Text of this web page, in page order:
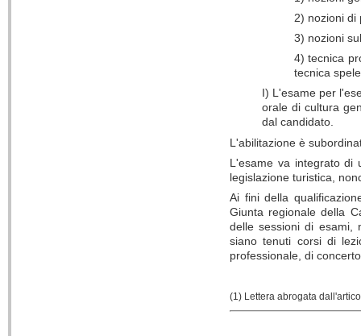
2) nozioni di
3) nozioni
4) tecnica
tecnica
I) L'esame per
orale di cultura
dal candidato.
L'abilitazione è
L'esame va integrato di
legislazione turistica,
Ai fini della
Giunta regionale della
delle sessioni di esami,
siano tenuti corsi di
professionale, di
(1) Lettera abrogata